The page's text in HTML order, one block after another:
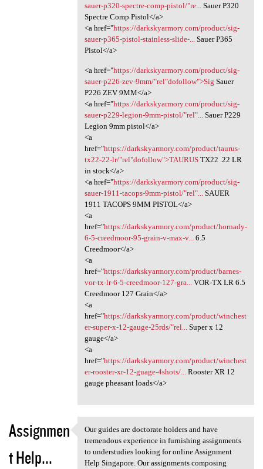
sauer-p320-spectre-comp-pistol/"re...
Sauer P320
Spectre Comp Pistol</a>
<a href="https://darkskyarmory.com/product/sig-
sauer-p365-pistol-stainless-slide-...
Sauer P365
Pistol</a>
<a href="https://darkskyarmory.com/product/sig-
sauer-p226-zev-9mm/"rel"dofollow">Sig Sauer
P226 ZEV 9MM</a>
<a href="https://darkskyarmory.com/product/sig-
sauer-p229-legion-9mm-pistol/"rel"...Sauer P229
Legion 9mm pistol</a>
<a
href="https://darkskyarmory.com/product/taurus-
tx22-22-lr/"rel"dofollow">TAURUSTX22 .22 LR
in stock</a>
<a href="https://darkskyarmory.com/product/sig-
sauer-1911-tacops-9mm-pistol/"rel"...SAUER
1911 TACOPS 9MM PISTOL</a>
<a
href="https://darkskyarmory.com/product/hornady-
6-5-creedmoor-95-grain-v-max-v...6.5
Creedmoor</a>
<a
href="https://darkskyarmory.com/product/barnes-
vor-tx-lr-6-5-creedmoor-127-gra...VOR-TX LR 6.5
Creedmoor 127 Grain</a>
<a
href="https://darkskyarmory.com/product/winchest
er-super-x-12-gauge-25rds/"rel...Super x 12
gauge</a>
<a
href="https://darkskyarmory.com/product/winchest
er-rooster-xr-12-guage-4shots/...Rooster XR 12
gauge pheasant loads</a>
Assignmen
t Help...
Our guides are doctorate
Our guides are doctorate holders and have
tremendous experience in furnishing assignments
to understudies looking for online Assignment
Help Singapore. Our assignments composing